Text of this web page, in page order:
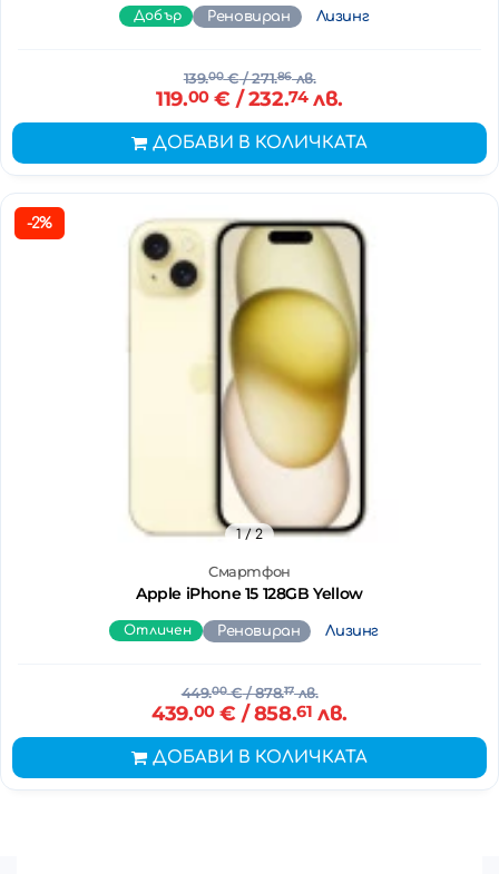
Добър Реновиран Лизинг
139.00€/ 271.86лв.
119.00€ / 232.74лв.
ДОБАВИ В КОЛИЧКАТА
-2%
Смартфон
Apple iPhone 15 128GB Yellow
1/ 2
Отличен Реновиран Лизинг
449.00€/ 878.17лв.
439.00€ / 858.61 лв.
ДОБАВИ В КОЛИЧКАТА